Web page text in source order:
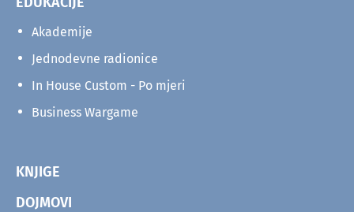
Akademije
Jednodevne radionice
In House Custom - Po mjeri
Business Wargame
KNJIGE
DOJMOVI